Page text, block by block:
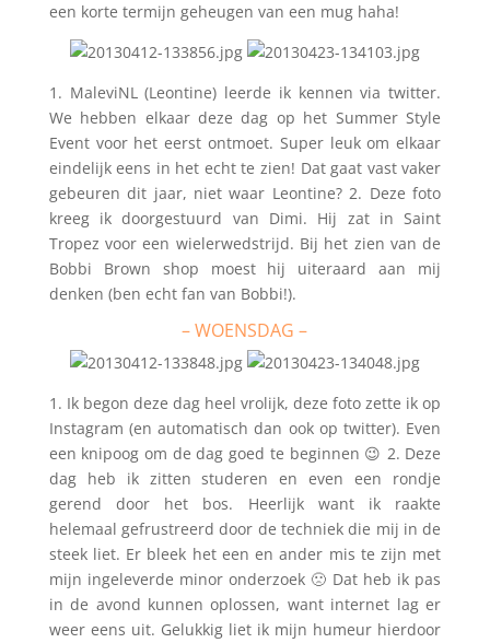
een korte termijn geheugen van een mug haha!
1. MaleviNL (Leontine) leerde ik kennen via twitter.
We hebben elkaar deze dag op het Summer Style
Event voor het eerst ontmoet. Super leuk om elkaar
eindelijk eens in het echt te zien! Dat gaat vast vaker
gebeuren dit jaar, niet waar Leontine? 2. Deze foto
kreeg ik doorgestuurd van Dimi. Hij zat in Saint
Tropez voor een wielerwedstrijd. Bij het zien van de
Bobbi Brown shop moest hij uiteraard aan mij
denken (ben echt fan van Bobbi!).
– WOENSDAG –
1. Ik begon deze dag heel vrolijk, deze foto zette ik op
Instagram (en automatisch dan ook op twitter). Even
een knipoog om de dag goed te beginnen 😉 2. Deze
dag heb ik zitten studeren en even een rondje
gerend door het bos. Heerlijk want ik raakte
helemaal gefrustreerd door de techniek die mij in de
steek liet. Er bleek het een en ander mis te zijn met
mijn ingeleverde minor onderzoek 🙁 Dat heb ik pas
in de avond kunnen oplossen, want internet lag er
weer eens uit. Gelukkig liet ik mijn humeur hierdoor